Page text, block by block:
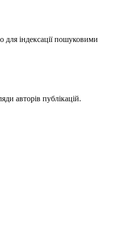
для індексації пошуковими
авторів публікацій.